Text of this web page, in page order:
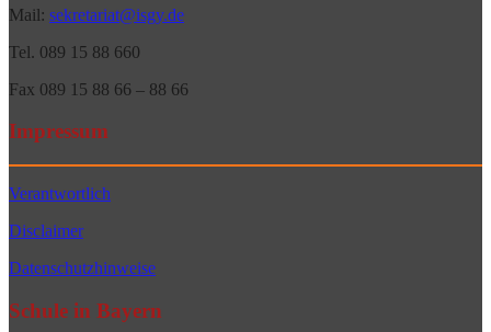
Mail: sekretariat@isgy.de
Tel. 089 15 88 660
Fax 089 15 88 66 – 88 66
Impressum
Verantwortlich
Disclaimer
Datenschutzhinweise
Schule in Bayern